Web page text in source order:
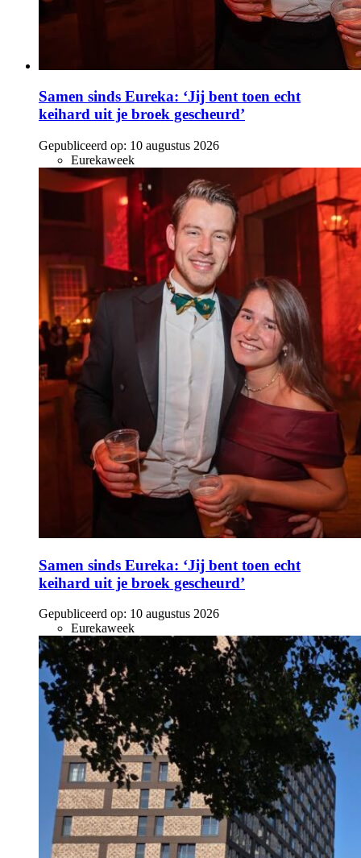
Samen sinds Eureka: ‘Jij bent toen echt
keihard uit je broek gescheurd’
Gepubliceerd op: 10 augustus 2026
Eurekaweek
Samen sinds Eureka: ‘Jij bent toen echt
keihard uit je broek gescheurd’
Gepubliceerd op: 10 augustus 2026
Eurekaweek